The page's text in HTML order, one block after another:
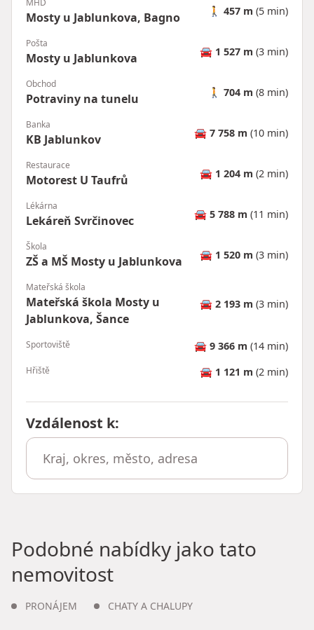
Mosty u Jablunkova, Bagno 🚶 457 m (5 min)
Pošta
Mosty u Jablunkova 🚘 1 527 m (3 min)
Obchod
Potraviny na tunelu 🚶 704 m (8 min)
Banka
KB Jablunkov 🚘 7 758 m (10 min)
Restaurace
Motorest U Taufrů 🚘 1 204 m (2 min)
Lékárna
Lekáreň Svrčinovec 🚘 5 788 m (11 min)
Škola
ZŠ a MŠ Mosty u Jablunkova 🚘 1 520 m (3 min)
Mateřská škola
Mateřská škola Mosty u
Jablunkova, Šance
🚘 2 193 m (3 min)
Sportoviště 🚘 9 366 m (14 min)
Hřiště 🚘 1 121 m (2 min)
Vzdálenost k:
Podobné nabídky jako tato
nemovitost
PRONÁJEM CHATY A CHALUPY